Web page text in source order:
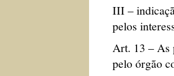
III –
pelos
Art. 13 – As
pelo órgão